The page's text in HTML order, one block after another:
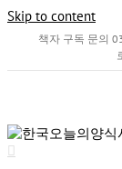
Skip to content
책자 구독 문의